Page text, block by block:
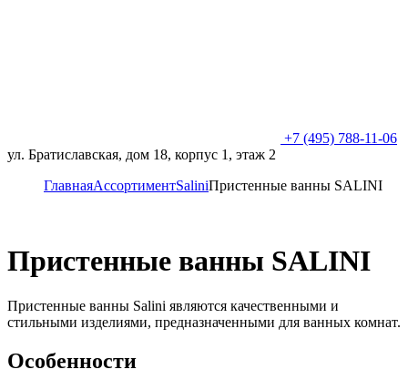
+7 (495) 788-11-06
ул. Братиславская, дом 18, корпус 1, этаж 2
ГлавнаяАссортиментSaliniПристенные ванны SALINI
Пристенные ванны SALINI
Пристенные ванны Salini являются качественными и
стильными изделиями, предназначенными для ванных комнат.
Особенности